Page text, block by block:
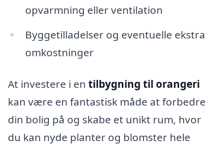
opvarmning eller ventilation
Byggetilladelser og eventuelle ekstra
omkostninger
At investere i en tilbygning til orangeri
kan være en fantastisk måde at forbedre
din bolig på og skabe et unikt rum, hvor
du kan nyde planter og blomster hele